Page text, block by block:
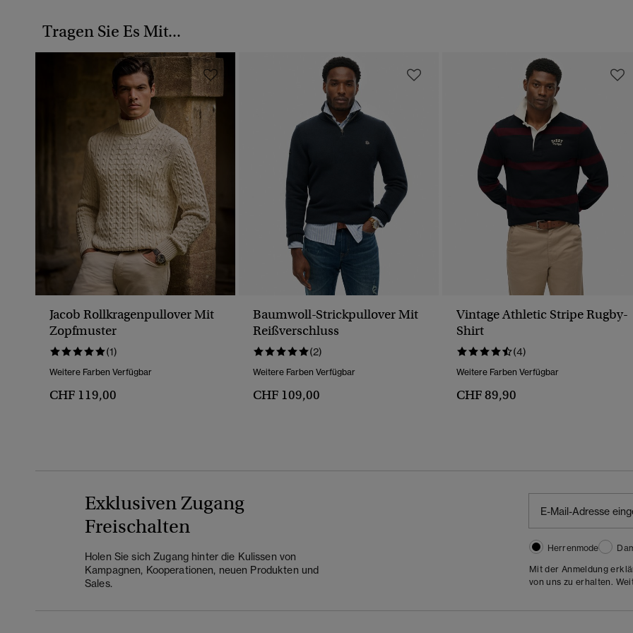
Tragen Sie Es Mit...
Jacob Rollkragenpullover Mit
Zopfmuster
(1)
Weitere Farben Verfügbar
CHF 119,00
Baumwoll-Strickpullover Mit
Reißverschluss
(2)
Weitere Farben Verfügbar
CHF 109,00
Vintage Athletic Stripe Rugby-
Shirt
(4)
Weitere Farben Verfügbar
CHF 89,90
Exklusiven Zugang
Freischalten
Holen Sie sich Zugang hinter die Kulissen von
Kampagnen, Kooperationen, neuen Produkten und
Sales.
Herrenmode
Mit der Anmeldung
von uns zu erhalten.